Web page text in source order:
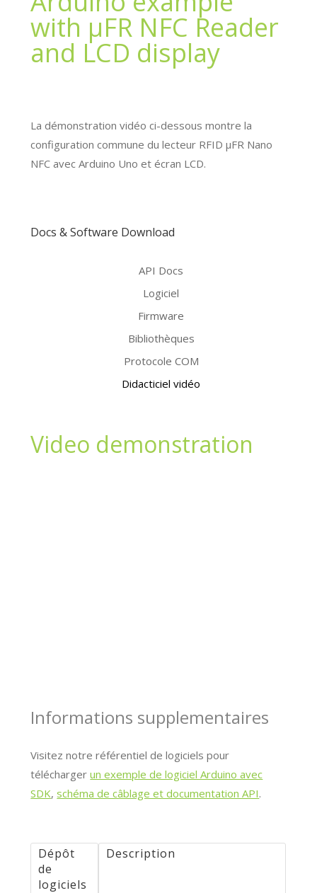
with µFR NFC Reader
and LCD display
La démonstration vidéo ci-dessous montre la
configuration commune du lecteur RFID μFR Nano
NFC avec Arduino Uno et écran LCD.
Docs & Software Download
API Docs
Logiciel
Firmware
Bibliothèques
Protocole COM
Didacticiel vidéo
Video demonstration
Informations supplementaires
Visitez notre référentiel de logiciels pour
téléchargerun exemple de logiciel Arduino avec
SDK,schéma de câblage et documentation API.
Dépôt
de
logiciels
Description